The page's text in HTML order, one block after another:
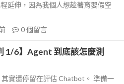
延伸，因為我個人想趁著育嬰假空
0個留言
1/6】Agent 到底該怎麼測
實還停留在評估 Chatbot。 準備一